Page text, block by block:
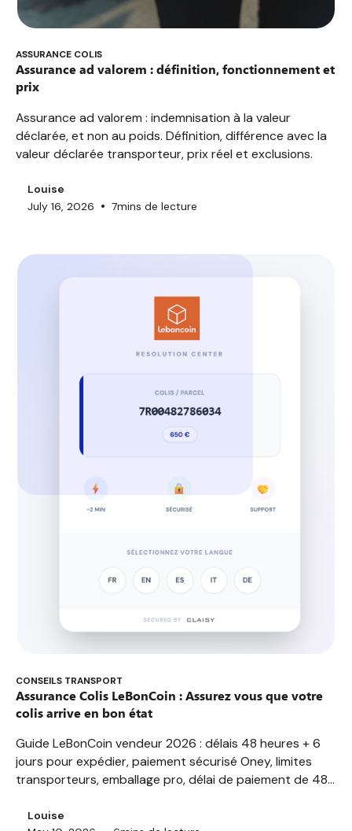
ASSURANCE COLIS
Assurance ad valorem : définition, fonctionnement et
prix
Assurance ad valorem : indemnisation à la valeur
déclarée, et non au poids. Définition, différence avec la
valeur déclarée transporteur, prix réel et exclusions.
Louise
July 16, 2026 • 7mins de lecture
CONSEILS TRANSPORT
Assurance Colis LeBonCoin : Assurez vous que votre
colis arrive en bon état
Guide LeBonCoin vendeur 2026 : délais 48 heures + 6
jours pour expédier, paiement sécurisé Oney, limites
transporteurs, emballage pro, délai de paiement de 48h
pratiques...
Louise